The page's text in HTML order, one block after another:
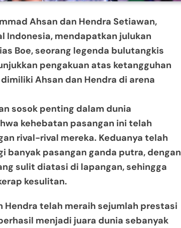
Ahsan dan Hendra Setiawan,
Indonesia, mendapatkan julukan
Boe, seorang legenda bulutangkis
pengakuan atas ketangguhan
Ahsan dan Hendra di arena
sosok penting dalam dunia
kehebatan pasangan ini telah
rival-rival mereka. Keduanya telah
banyak pasangan ganda putra, dengan
sulit diatasi di lapangan, sehingga
kesulitan.
Hendra telah meraih sejumlah prestasi
menjadi juara dunia sebanyak